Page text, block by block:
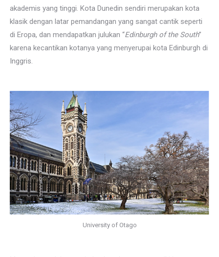
akademis yang tinggi. Kota Dunedin sendiri merupakan kota
klasik dengan latar pemandangan yang sangat cantik seperti
di Eropa, dan mendapatkan julukan “Edinburgh of the South”
karena kecantikan kotanya yang menyerupai kota Edinburgh di
Inggris.
University of Otago